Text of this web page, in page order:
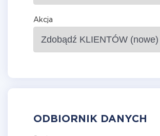
Akcja
ODBIORNIK DANYCH